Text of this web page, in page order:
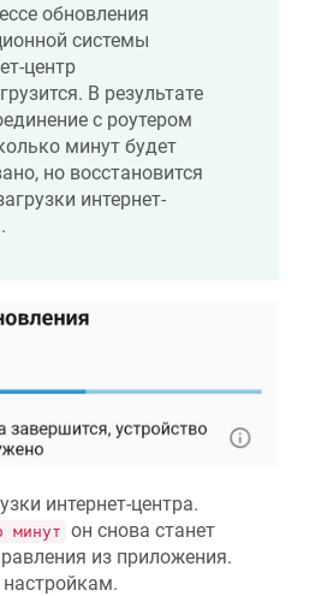
обновления
системы
центр
В результате
с роутером
минут будет
но восстановится
интернет-
интернет-центра.
минут он снова станет
из приложения.
настройкам.